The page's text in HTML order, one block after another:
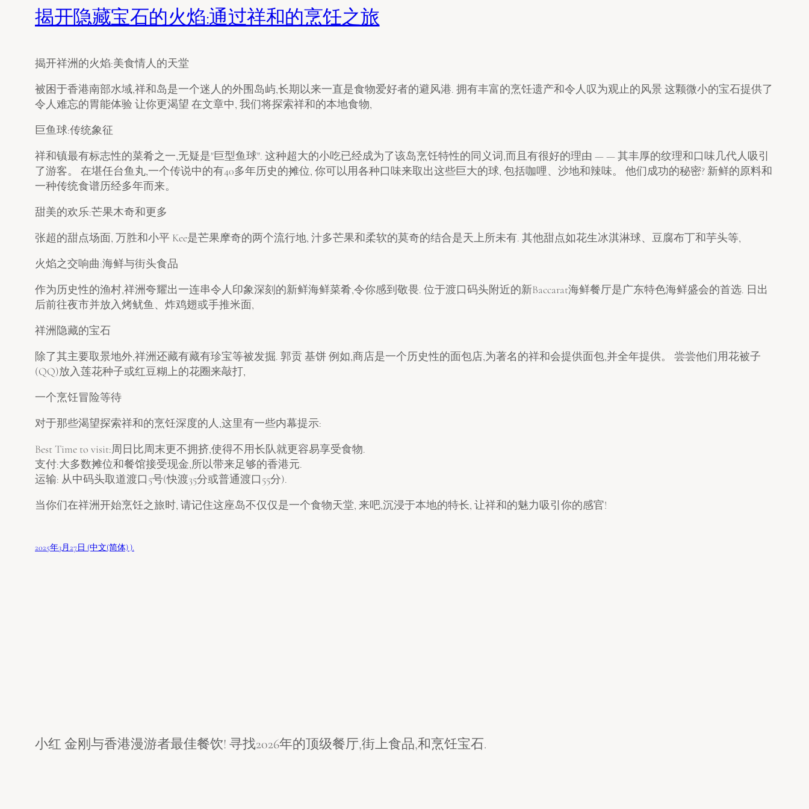
揭开隐藏宝石的火焰:通过祥和的烹饪之旅
揭开祥洲的火焰:美食情人的天堂
被困于香港南部水域,祥和岛是一个迷人的外围岛屿,长期以来一直是食物爱好者的避风港. 拥有丰富的烹饪遗产和令人叹为观止的风景 这颗微小的宝石提供了
令人难忘的胃能体验 让你更渴望 在文章中, 我们将探索祥和的本地食物,
巨鱼球:传统象征
祥和镇最有标志性的菜肴之一,无疑是"巨型鱼球". 这种超大的小吃已经成为了该岛烹饪特性的同义词,而且有很好的理由 — — 其丰厚的纹理和口味几代人吸引
了游客。 在堪任台鱼丸,一个传说中的有40多年历史的摊位, 你可以用各种口味来取出这些巨大的球, 包括咖哩、沙地和辣味。 他们成功的秘密? 新鲜的原料和
一种传统食谱历经多年而来。
甜美的欢乐:芒果木奇和更多
张超的甜点场面, 万胜和小平 Kee是芒果摩奇的两个流行地, 汁多芒果和柔软的莫奇的结合是天上所未有. 其他甜点如花生冰淇淋球、豆腐布丁和芋头等,
火焰之交响曲:海鲜与街头食品
作为历史性的渔村,祥洲夸耀出一连串令人印象深刻的新鲜海鲜菜肴,令你感到敬畏. 位于渡口码头附近的新Baccarat海鲜餐厅是广东特色海鲜盛会的首选. 日出
后前往夜市并放入烤鱿鱼、炸鸡翅或手推米面,
祥洲隐藏的宝石
除了其主要取景地外,祥洲还藏有藏有珍宝等被发掘. 郭贡 基饼 例如,商店是一个历史性的面包店,为著名的祥和会提供面包,并全年提供。 尝尝他们用花被子
(QQ)放入莲花种子或红豆糊上的花圈来敲打,
一个烹饪冒险等待
对于那些渴望探索祥和的烹饪深度的人,这里有一些内幕提示:
Best Time to visit:周日比周末更不拥挤,使得不用长队就更容易享受食物.
支付:大多数摊位和餐馆接受现金,所以带来足够的香港元.
运输: 从中码头取道渡口5号(快渡35分或普通渡口55分).
当你们在祥洲开始烹饪之旅时, 请记住这座岛不仅仅是一个食物天堂, 来吧,沉浸于本地的特长, 让祥和的魅力吸引你的感官!
2025年3月27日 (中文(简体) ).
小红 金刚与香港漫游者最佳餐饮! 寻找2026年的顶级餐厅,街上食品,和烹饪宝石.